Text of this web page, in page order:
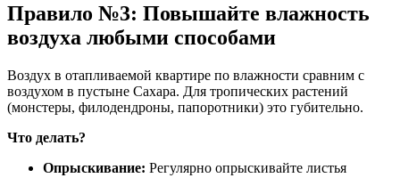
Правило №3: Повышайте влажность
воздуха любыми способами
Воздух в отапливаемой квартире по влажности сравним с
воздухом в пустыне Сахара. Для тропических растений
(монстеры, филодендроны, папоротники) это губительно.
Что делать?
Опрыскивание: Регулярно опрыскивайте листья